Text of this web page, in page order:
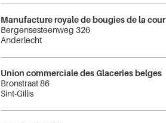
Manufacture royale de bougies de la cour
Bergensesteenweg 326
Anderlecht
Union commerciale des Glaceries belges
Bronstraat 86
Sint-Gillis